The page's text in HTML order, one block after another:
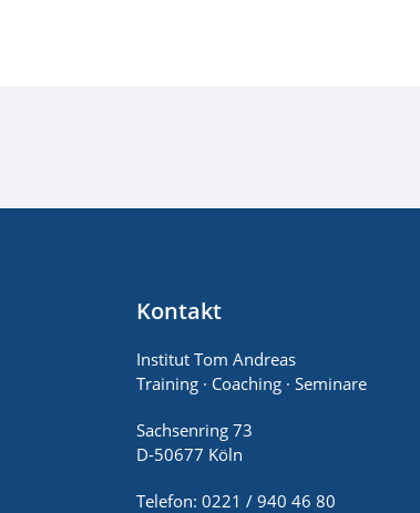
Kontakt
Institut Tom Andreas
Training · Coaching · Seminare
Sachsenring 73
D-50677 Köln
Telefon: 0221 / 940 46 80